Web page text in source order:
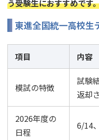
う受験生におすすめです
東進全国統一高校生
項目 内容
模試の特徴
試験
返却
2026年度の
日程
6/14